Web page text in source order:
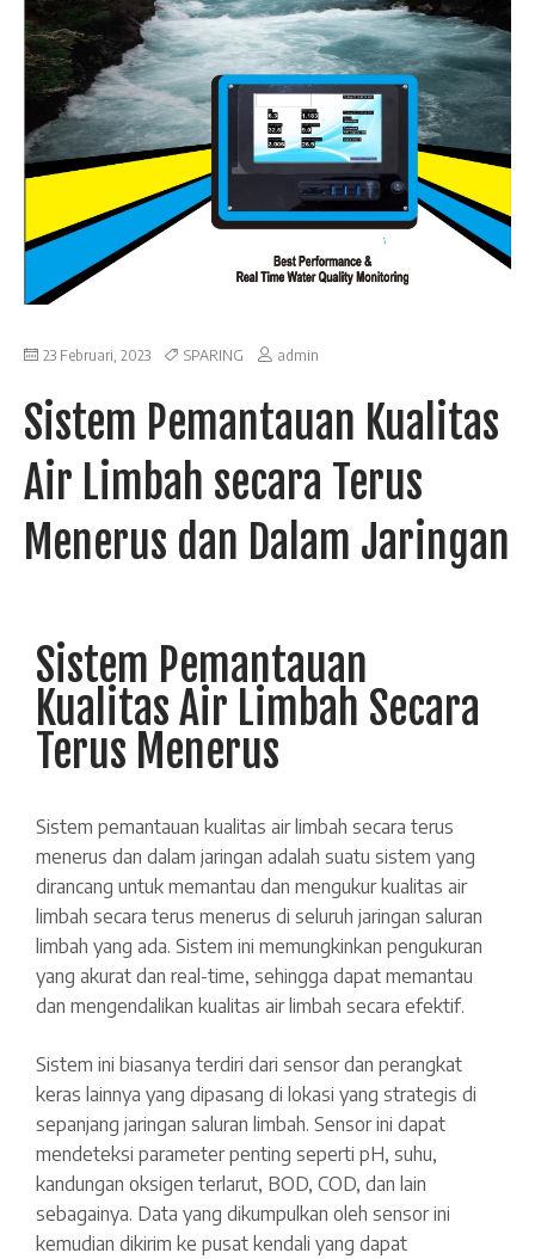
23 Februari, 2023 SPARING admin
Sistem Pemantauan Kualitas
Air Limbah secara Terus
Menerus dan Dalam Jaringan
Sistem Pemantauan
Kualitas Air Limbah Secara
Terus Menerus
Sistem pemantauan kualitas air limbah secara terus
menerus dan dalam jaringan adalah suatu sistem yang
dirancang untuk memantau dan mengukur kualitas air
limbah secara terus menerus di seluruh jaringan saluran
limbah yang ada. Sistem ini memungkinkan pengukuran
yang akurat dan real-time, sehingga dapat memantau
dan mengendalikan kualitas air limbah secara efektif.
Sistem ini biasanya terdiri dari sensor dan perangkat
keras lainnya yang dipasang di lokasi yang strategis di
sepanjang jaringan saluran limbah. Sensor ini dapat
mendeteksi parameter penting seperti pH, suhu,
kandungan oksigen terlarut, BOD, COD, dan lain
sebagainya. Data yang dikumpulkan oleh sensor ini
kemudian dikirim ke pusat kendali yang dapat